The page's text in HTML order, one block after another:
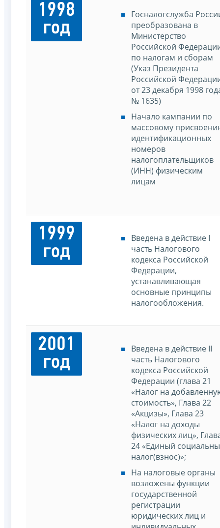
1998
год
Госналогслужба
преобразована в
Министерство
Российской
по налогам и сборам
(Указ Президента
Российской
от 23 декабря 1998
№ 1635)
Начало кампании по
массовому
идентификационных
номеров
налогоплательщиков
(ИНН) физическим
лицам
1999
год
Введена в действие I
часть Налогового
кодекса Российской
Федерации,
устанавливающая
основные принципы
налогообложения.
2001
год
Введена в действие II
часть Налогового
кодекса Российской
Федерации (глава 21
«Налог на
стоимость», Глава 22
«Акцизы», Глава 23
«Налог на доходы
физических лиц»,
24 «Единый
налог(взнос)»;
На налоговые органы
возложены функции
государственной
регистрации
юридических лиц и